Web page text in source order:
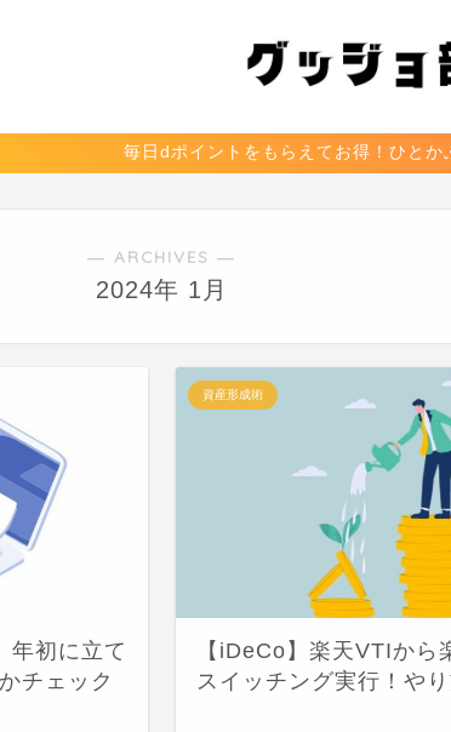
毎日dポイントをもらえてお得！ひとか
― ARCHIVES ―
2024年 1月
年初に立て
チェック
資産形成術
【iDeCo】楽天VTIから
スイッチング実行！や